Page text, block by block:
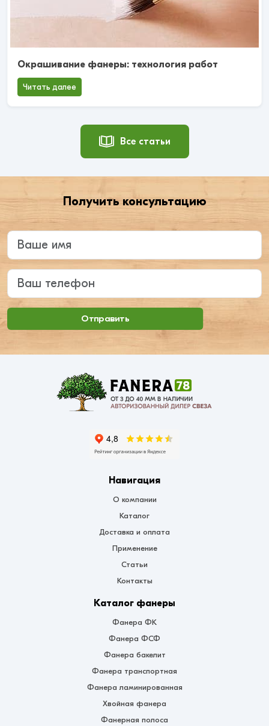
Окрашивание фанеры: технология работ
Читать далее
Все статьи
Получить консультацию
Введите ваше имя
Ваш телефон
Отправить
Навигация
О компании
Каталог
Доставка и оплата
Применение
Статьи
Контакты
Каталог фанеры
Фанера ФК
Фанера ФСФ
Фанера бакелит
Фанера транспортная
Фанера ламинированная
Хвойная фанера
Фанерная полоса